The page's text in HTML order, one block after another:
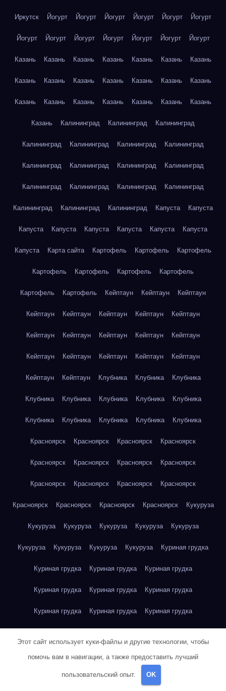
Иркутск Йогурт Йогурт Йогурт Йогурт Йогурт Йогурт
Йогурт Йогурт Йогурт Йогурт Йогурт Йогурт Йогурт
Казань Казань Казань Казань Казань Казань Казань
Казань Казань Казань Казань Казань Казань Казань
Казань Казань Казань Казань Казань Казань Казань
Казань Калининград Калининград Калининград
Калининград Калининград Калининград Калининград
Калининград Калининград Калининград Калининград
Калининград Калининград Калининград Калининград
Калининград Калининград Калининград Капуста Капуста
Капуста Капуста Капуста Капуста Капуста Капуста
Капуста Карта сайта Картофель Картофель Картофель
Картофель Картофель Картофель Картофель
Картофель Картофель Кейптаун Кейптаун Кейптаун
Кейптаун Кейптаун Кейптаун Кейптаун Кейптаун
Кейптаун Кейптаун Кейптаун Кейптаун Кейптаун
Кейптаун Кейптаун Кейптаун Кейптаун Кейптаун
Кейптаун Кейптаун Клубника Клубника Клубника
Клубника Клубника Клубника Клубника Клубника
Клубника Клубника Клубника Клубника Клубника
Красноярск Красноярск Красноярск Красноярск
Красноярск Красноярск Красноярск Красноярск
Красноярск Красноярск Красноярск Красноярск
Красноярск Красноярск Красноярск Красноярск Кукуруза
Кукуруза Кукуруза Кукуруза Кукуруза Кукуруза
Кукуруза Кукуруза Кукуруза Кукуруза Куриная грудка
Куриная грудка Куриная грудка Куриная грудка
Куриная грудка Куриная грудка Куриная грудка
Куриная грудка Куриная грудка Куриная грудка
Куриное яйцо
Куриное яйцо Куриное яйцо Куриное яйцо
Этот сайт использует куки-файлы и другие технологии, чтобы
помочь вам в навигации, а также предоставить лучший
пользовательский опыт. OK